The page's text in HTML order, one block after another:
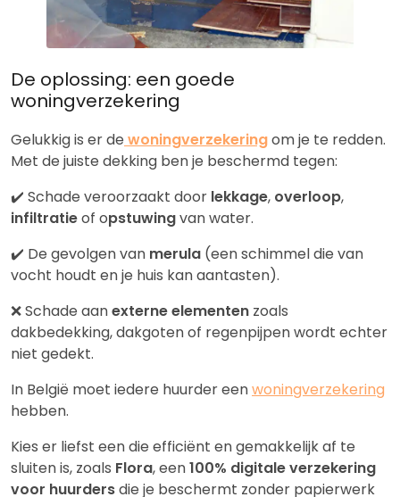
De oplossing: een goede
woningverzekering
Gelukkig is er de woningverzekeringom je te redden.
Met de juiste dekking ben je beschermd tegen:
✔️ Schade veroorzaakt door lekkage, overloop,
infiltratieof opstuwingvan water.
✔️ De gevolgen van merula (een schimmel die van
vocht houdt en je huis kan aantasten).
❌ Schade aanexterne elementen zoals
dakbedekking, dakgoten of regenpijpen wordt echter
niet gedekt.
In België moet iedere huurder eenwoningverzekering
hebben.
Kies er liefst een die efficiënt en gemakkelijk af te
sluiten is, zoals Flora, een100% digitale verzekering
voor huurdersdie je beschermt zonder papierwerk